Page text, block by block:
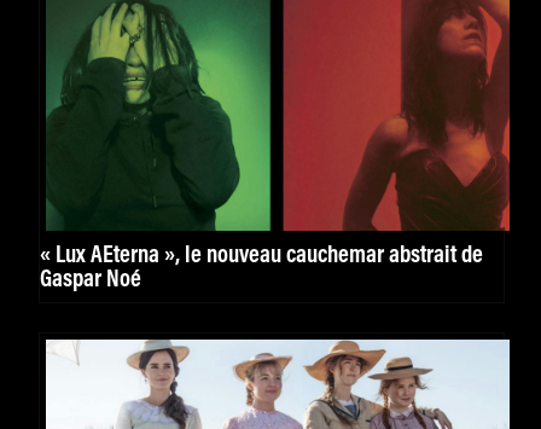
« Lux AEterna », le nouveau cauchemar abstrait de
Gaspar Noé